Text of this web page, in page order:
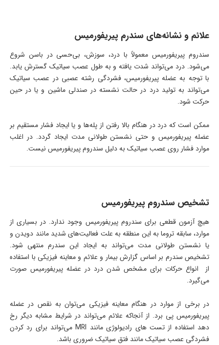
علائم و نشانه‌های سندرم پیریفورمیس
سندروم پیریفورمیس معمولاً با درد، سوزش، بی‌حسی در باسن شروع
می‌شود. درد می‌تواند شدت یافته و به طول عصب سیاتیک گسترش یابد.
با توجه به عضله پیریفورمیس، فشردگی رشته عصبی در عصب سیاتیک
می‌تواند به تولید درد در حالت نشسته در صندلی ماشین و یا در حین
حرکت شود.
ممکن است که درد در هنگام بالا رفتن از پله‌ها و یا ایجاد فشار مستقیم بر
عضله پیریفورمیس و حتی نشستن طولانی‌ مدت ایجاد گردد. در اغلب
موارد فشار روی عصب سیاتیک به دلیل سندروم پیریفورمیس نیست.
تشخیص سندروم پیریفورمیس
هیچ آزمون قطعی برای سندروم پیریفورمیس وجود ندارد. در بسیاری از
موارد، سابقه تروما به این منطقه به علت فعالیت‌های شدید مانند دویدن و
یا نشستن طولانی‌ مدت می‌تواند به ایجاد این سندرم منتهی شود.
تشخیص سندرم بر اساس گزارش بیمار و علائم و معاینه فیزیکی با استفاده
از انواع حرکات برای مشخص شدن درد در عضله پیریفورمیس صورت
می‌گیرد.
در برخی از موارد در هنگام معاینه فیزیکی می‌توان به نقص در عضله
پیریفورمیس پی برد. از آنجاکه علائم می‌تواند در شرایط مشابه دیگر رخ
دهد استفاده از تست های رادیولوژی مانند MRI می‌تواند برای رد کردن
فشردگی عصب سیاتیک مانند فتق سیاتیک ضروری باشد.